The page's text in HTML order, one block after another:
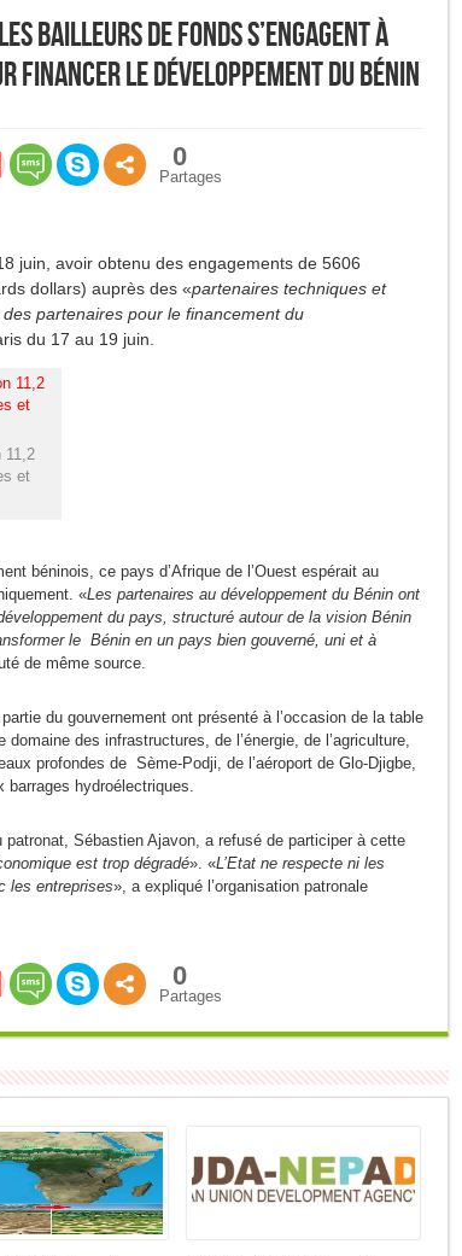
bailleurs de fonds s’engagent à
le développement du Bénin
0
Partages
juin, avoir obtenu des engagements de 5606
dollars) auprès des «partenaires techniques et
partenaires pour le financement du
du 17 au 19 juin.
11,2
et
béninois, ce pays d’Afrique de l’Ouest espérait au
«Les partenaires au développement du Bénin ont
du pays, structuré autour de la vision Bénin
le Bénin en un pays bien gouverné, uni et à
de même source.
du gouvernement ont présenté à l’occasion de la table
des infrastructures, de l’énergie, de l’agriculture,
profondes de Sème-Podji, de l’aéroport de Glo-Djigbe,
barrages hydroélectriques.
Sébastien Ajavon, a refusé de participer à cette
est trop dégradé». «L’Etat ne respecte ni les
les entreprises», a expliqué l’organisation patronale
0
Partages